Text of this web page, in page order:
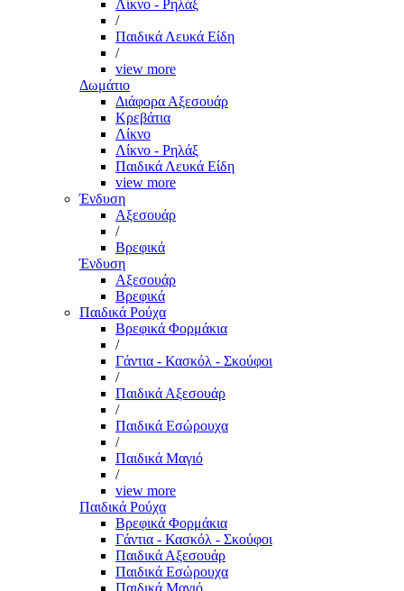
Λίκνο - Ρηλάξ
/
Παιδικά Λευκά Είδη
/
view more
Δωμάτιο
Διάφορα Αξεσουάρ
Κρεβάτια
Λίκνο
Λίκνο - Ρηλάξ
Παιδικά Λευκά Είδη
view more
Ένδυση
Αξεσουάρ
/
Βρεφικά
Ένδυση
Αξεσουάρ
Βρεφικά
Παιδικά Ρούχα
Βρεφικά Φορμάκια
/
Γάντια - Κασκόλ - Σκούφοι
/
Παιδικά Αξεσουάρ
/
Παιδικά Εσώρουχα
/
Παιδικά Μαγιό
/
view more
Παιδικά Ρούχα
Βρεφικά Φορμάκια
Γάντια - Κασκόλ - Σκούφοι
Παιδικά Αξεσουάρ
Παιδικά Εσώρουχα
Παιδικά Μαγιό